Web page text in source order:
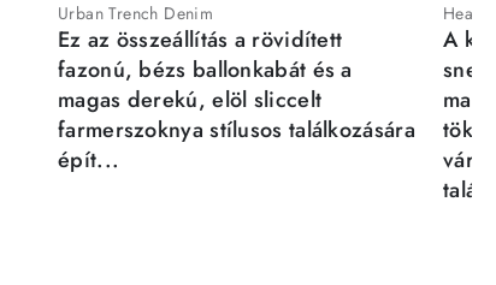
Urban Trench Denim
Ez az összeállítás a rövidített
fazonú, bézs ballonkabát és a
magas derekú, elöl sliccelt
farmerszoknya stílusos találkozására
épít...
A